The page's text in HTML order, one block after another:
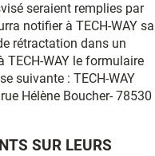
seraient remplies par
notifier à TECH-WAY sa
rétractation dans un
WAY le formulaire
suivante : TECH-WAY
Hélène Boucher- 78530
SUR LEURS